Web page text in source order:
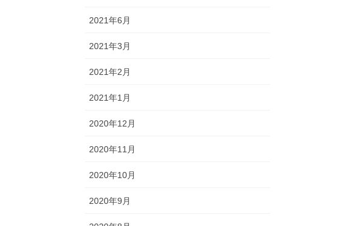
2021年6月
2021年3月
2021年2月
2021年1月
2020年12月
2020年11月
2020年10月
2020年9月